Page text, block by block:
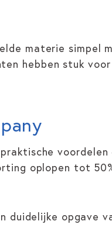
materie simpel
hebben stuk
oplopen tot
opgave